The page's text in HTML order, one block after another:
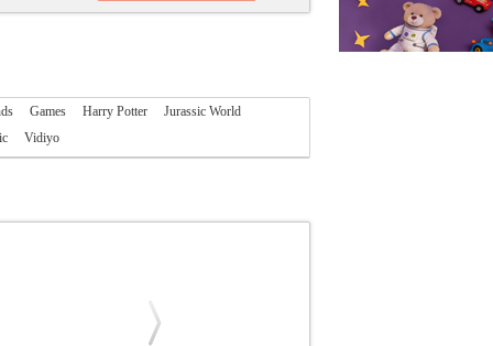
Games Harry Potter
Jurassic World
Vidiyo